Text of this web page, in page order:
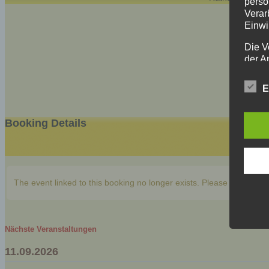
Booking Details
The event linked to this booking no longer exists. Please contact
Nächste Veranstaltungen
11.09.2026
Die
der
und
uns
Wir
und